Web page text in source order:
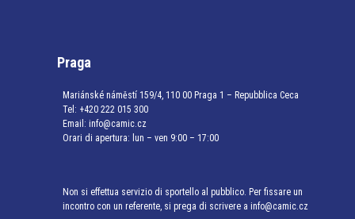
Praga
Mariánské náměstí 159/4, 110 00 Praga 1 – Repubblica Ceca
Tel: +420 222 015 300
Email: info@camic.cz
Orari di apertura: lun – ven 9:00 – 17:00
Non si effettua servizio di sportello al pubblico. Per fissare un
incontro con un referente, si prega di scrivere a info@camic.cz